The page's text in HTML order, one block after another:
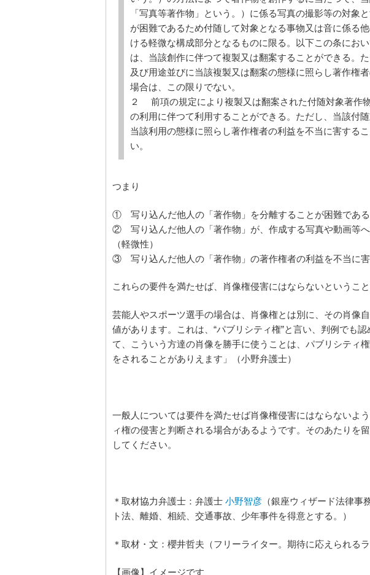
「写真等著作物」という。）に係る写真の撮影等の対象
が困難であるため付随して対象となる事物又は音に係る
ける軽微な構成部分となるものに限る。以下この条にお
は、当該創作に伴つて複製又は翻案することができる。
及び用途並びに当該複製又は翻案の態様に照らし著作権
場合は、この限りでない。
２ 前項の規定により複製又は翻案された付随対象著作
の利用に伴つて利用することができる。ただし、当該付
当該利用の態様に照らし著作権者の利益を不当に害する
い。
つまり
① 写り込んだ他人の「著作物」を分離することが困難である
② 写り込んだ他人の「著作物」が、作成する写真や動画等へ
（軽微性）
③ 写り込んだ他人の「著作物」の著作権者の利益を不当に害
これらの要件を満たせば、肖像権侵害にはならないということ
芸能人やスポーツ選手の場合は、肖像権とは別に、その肖像
値があります。これは、“パブリシティ権”と言い、判例でも
て、こういう方達の肖像を勝手に使うことは、パブリシティ
をされることがありえます」（小野弁護士）
一般人については要件を満たせば肖像権侵害にはならないよ
ィ権の侵害と判断される場合があるようです。そのあたりを
してください。
＊取材協力弁護士：弁護士 小野智彦 （銀座ウィザード法律事
ト法、離婚、相続、交通事故、少年事件を得意とする。）
＊取材・文：櫻井哲夫（フリーライター。期待に応えられる
【画像】イメージです